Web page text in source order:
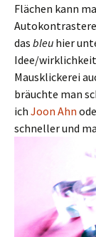
Flächen kann
das bleu hier
Idee/
Mausklickerei
bräuchte man
ich Joon Ahn
schneller und